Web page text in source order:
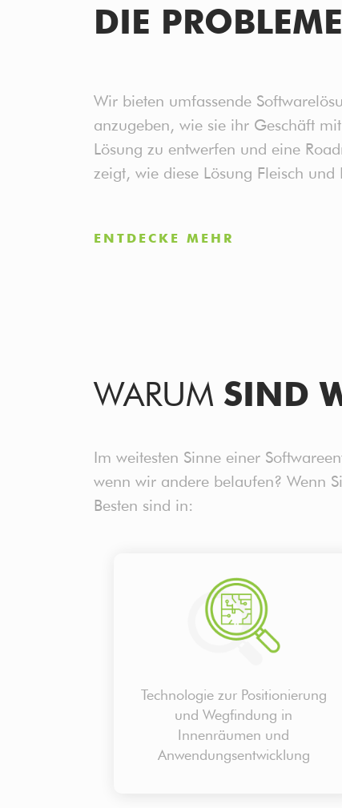
DIE PROBLEME
Wir bieten umfassende
anzugeben, wie sie ihr Geschäft
Lösung zu entwerfen und eine
zeigt, wie diese Lösung Fleisch
ENTDECKE MEHR
WARUM SIND
Im weitesten Sinne einer
wenn wir andere belaufen? Wenn
Besten sind in:
Technologie zur Positionierung
und Wegfindung in
Innenräumen und
Anwendungsentwicklung